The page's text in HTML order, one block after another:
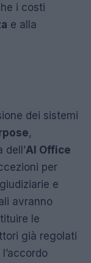
i costi
e alla
dei sistemi
,
dell’AI Office
per
e
avranno
le
già regolati